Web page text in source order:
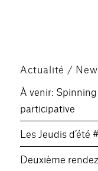
Actualité /
À venir:
participative
Les Jeudis
Deuxième